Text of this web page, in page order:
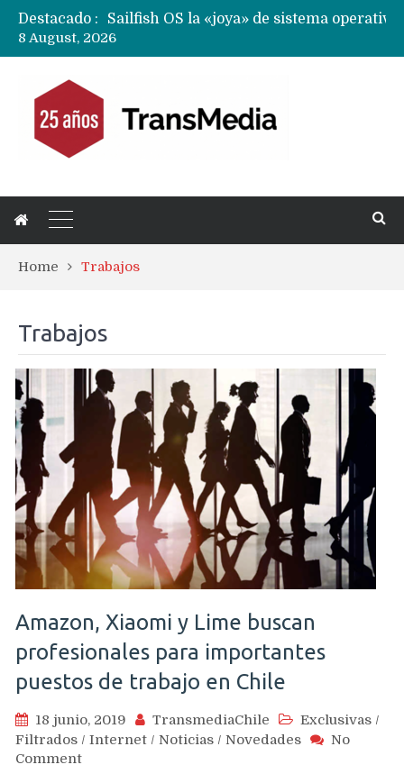
Destacado :
8 August, 2026
Home Trabajos
Trabajos
Amazon, Xiaomi y Lime buscan
profesionales para importantes
puestos de trabajo en Chile
18 junio, 2019 TransmediaChile Exclusivas /
Filtrados / Internet / Noticias / Novedades
No
Commenton